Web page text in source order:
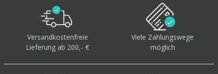
Versandkostenfreie
Lieferung ab 200,- €
Viele Zahlungswege
möglich